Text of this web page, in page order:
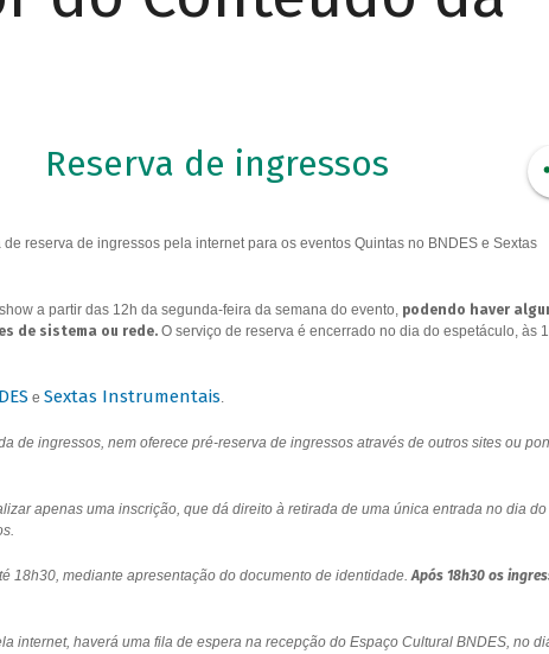
Reserva de ingressos
reserva de ingressos pela internet para os eventos Quintas no BNDES e Sextas
a partir das 12h da segunda-feira da semana do evento, podendo haver
de sistema ou rede.O serviço de reserva é encerrado no dia do espetáculo, às
e Sextas Instrumentais.
de ingressos, nem oferece pré-reserva de ingressos através de outros sites ou
apenas uma inscrição, que dá direito à retirada de uma única entrada no dia do
18h30, mediante apresentação do documento de identidade.Após 18h30 os
internet, haverá uma fila de espera na recepção do Espaço Cultural BNDES, no